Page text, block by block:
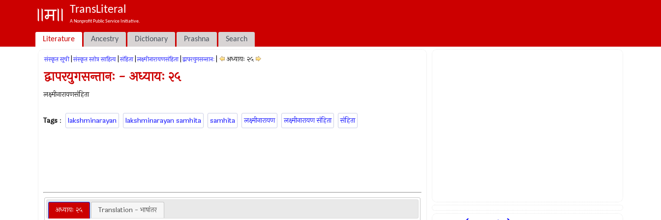
TransLiteral
A Nonprofit Public Service Initiative.
Literature Ancestry Dictionary Prashna Search
संस्कृत सूची संस्कृत स्तोत्र साहित्य संहिता लक्ष्मीनारायणसंहिता द्वापरयुगसन्तानः अध्यायः २५
द्वापरयुगसन्तानः - अध्यायः २५
लक्ष्मीनारायणसंहिता
Tags : lakshminarayan lakshminarayan samhita samhita लक्ष्मीनारायण लक्ष्मीनारायण संहिता संहिता
अध्यायः २५ Translation - भाषांतर